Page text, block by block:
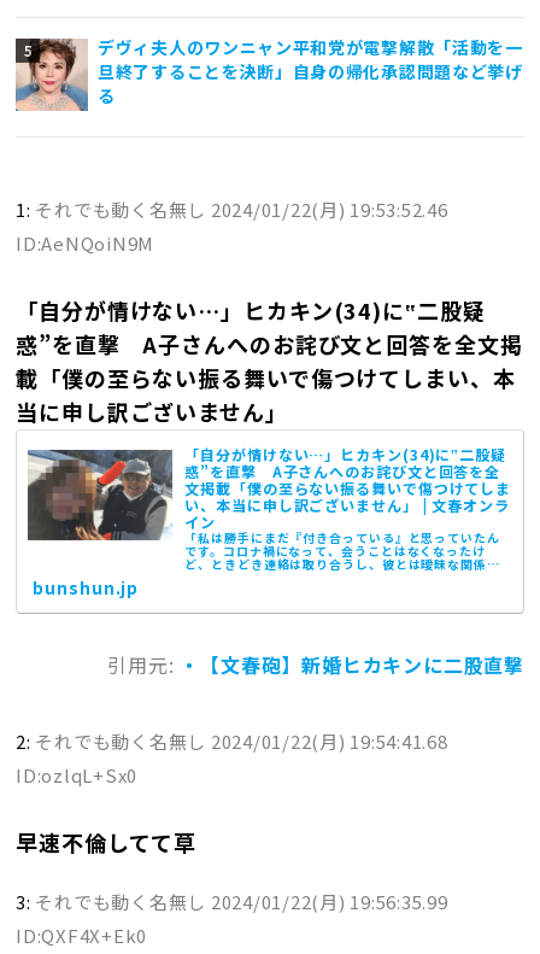
デヴィ夫人のワンニャン平和党が電撃解散「活動を一
旦終了することを決断」自身の帰化承認問題など挙げ
る
1: それでも動く名無し 2024/01/22(月) 19:53:52.46
ID:AeNQoiN9M
「自分が情けない…」ヒカキン(34)に‟二股疑
惑”を直撃 A子さんへのお詫び文と回答を全文掲
載「僕の至らない振る舞いで傷つけてしまい、本
当に申し訳ございません」
「自分が情けない…」ヒカキン(34)に‟二股疑
惑”を直撃 A子さんへのお詫び文と回答を全
文掲載「僕の至らない振る舞いで傷つけてしま
い、本当に申し訳ございません」 | 文春オンラ
イン
「私は勝手にまだ『付き合っている』と思っていたん
です。コロナ禍になって、会うことはなくなったけ
ど、ときどき連絡は取り合うし、彼とは曖昧な関係が
bunshun.jp
引用元: ・【文春砲】新婚ヒカキンに二股直撃
2: それでも動く名無し 2024/01/22(月) 19:54:41.68
ID:ozlqL+Sx0
早速不倫してて草
3: それでも動く名無し 2024/01/22(月) 19:56:35.99
ID:QXF4X+Ek0